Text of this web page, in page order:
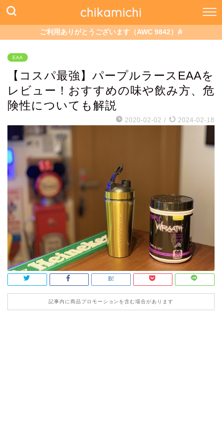
chikamichi
ご利用ありがとうございます（AWC 9842）
EAA
【コスパ最強】パープルラースEAAを
レビュー！おすすめの味や飲み方、危
険性についても解説
2020-02-02 / 2024-02-18
記事内に商品プロモーションを含む場合があります